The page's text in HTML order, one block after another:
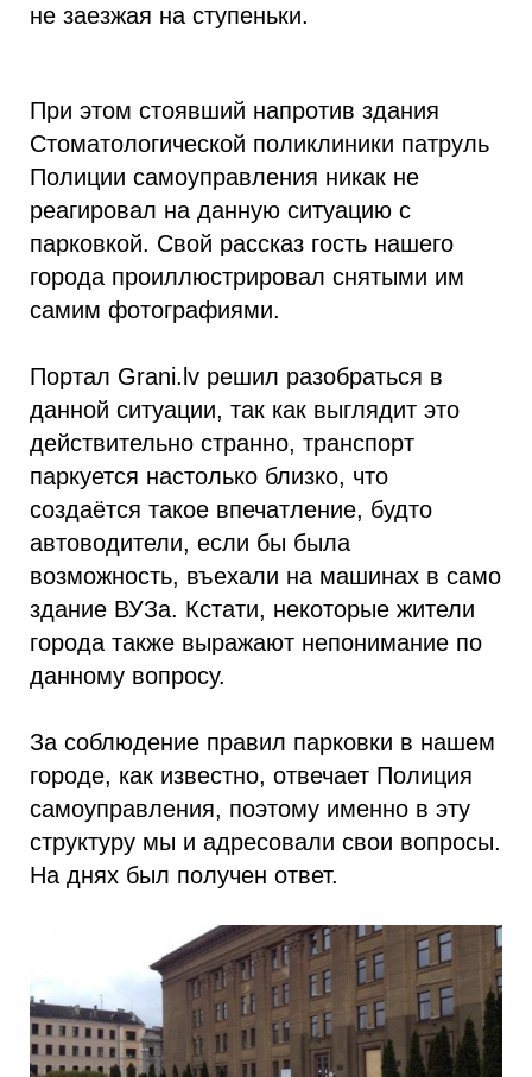
не заезжая на ступеньки.
При этом стоявший напротив здания
Стоматологической поликлиники патруль
Полиции самоуправления никак не
реагировал на данную ситуацию с
парковкой. Свой рассказ гость нашего
города проиллюстрировал снятыми им
самим фотографиями.
Портал Grani.lv решил разобраться в
данной ситуации, так как выглядит это
действительно странно, транспорт
паркуется настолько близко, что
создаётся такое впечатление, будто
автоводители, если бы была
возможность, въехали на машинах в само
здание ВУЗа. Кстати, некоторые жители
города также выражают непонимание по
данному вопросу.
За соблюдение правил парковки в нашем
городе, как известно, отвечает Полиция
самоуправления, поэтому именно в эту
структуру мы и адресовали свои вопросы.
На днях был получен ответ.